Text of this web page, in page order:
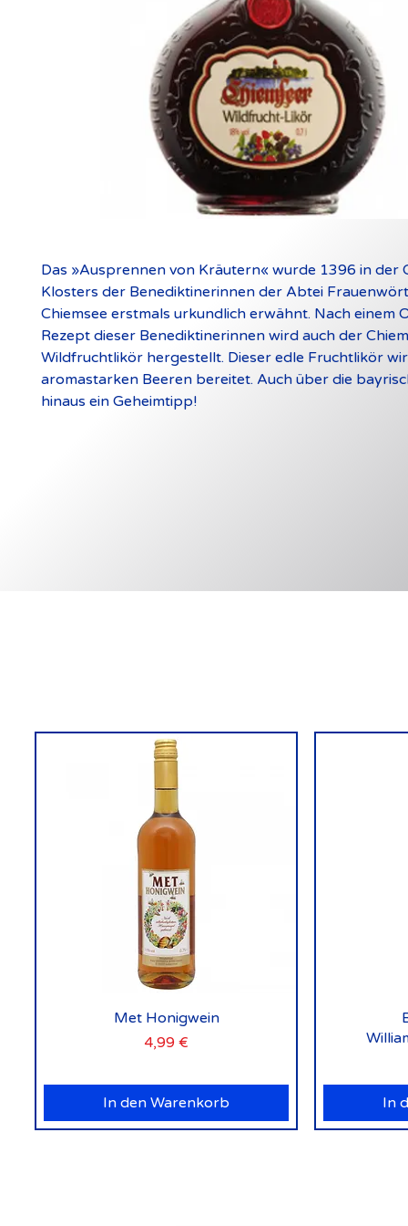
Das »Ausprennen von Kräutern« wurde 1396 in der
Klosters der Benediktinerinnen der Abtei
Chiemsee erstmals urkundlich erwähnt. Nach einem
Rezept dieser Benediktinerinnen wird auch der
Wildfruchtlikör hergestellt. Dieser edle Fruchtlikör
aromastarken Beeren bereitet. Auch über die
hinaus ein Geheimtipp!
Schnellansicht
Met Honigwein
Preis
4,99 €
In den Warenkorb In